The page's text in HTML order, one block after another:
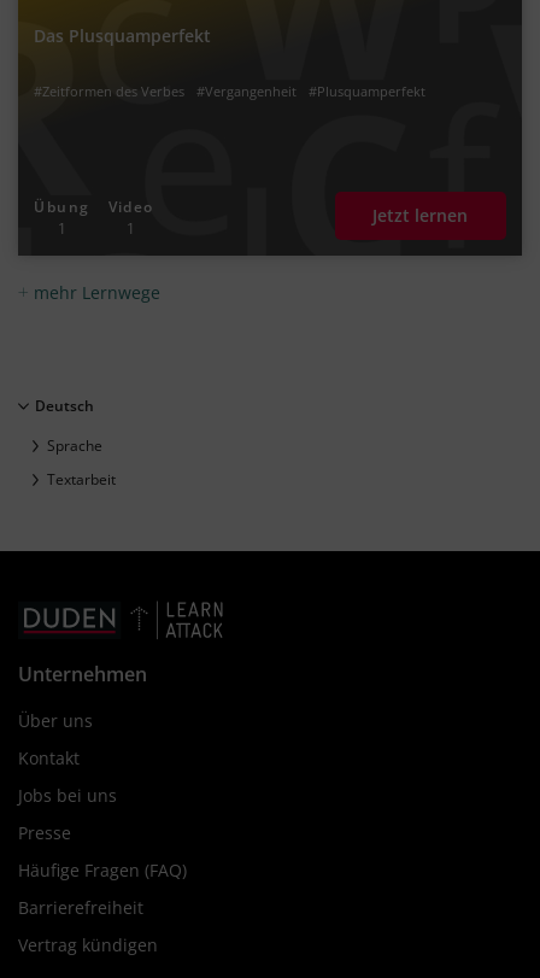
Das Plusquamperfekt
#Zeitformen des Verbes #Vergangenheit #Plusquamperfekt
Übung
1
Video
1
Jetzt lernen
mehr Lernwege
Deutsch
Sprache
Textarbeit
Unternehmen
Über uns
Kontakt
Jobs bei uns
Presse
Häufige Fragen (FAQ)
Barrierefreiheit
Vertrag kündigen